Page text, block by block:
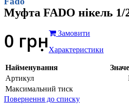
Муфта FADO нікель
0 грн
Замовити
Характеристики
Найменування
Артикул
Максимальний тиск
Повернення до списку